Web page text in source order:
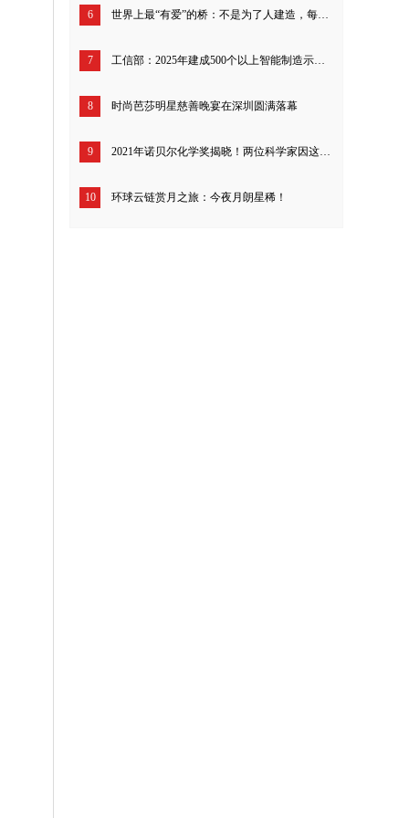
6 世界上最“有爱”的桥：不是为了人建造，每年拯救了4000万只螃蟹！
7 工信部：2025年建成500个以上智能制造示范工厂
8 时尚芭莎明星慈善晚宴在深圳圆满落幕
9 2021年诺贝尔化学奖揭晓！两位科学家因这一领域的研究贡献，共享1000万瑞典克朗！
10 环球云链赏月之旅：今夜月朗星稀！